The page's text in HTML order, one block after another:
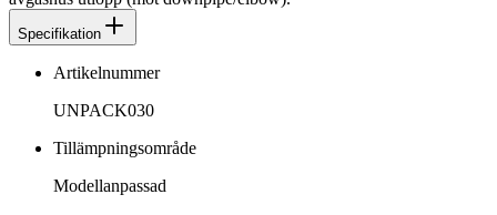
Specifikation
Artikelnummer
UNPACK030
Tillämpningsområde
Modellanpassad